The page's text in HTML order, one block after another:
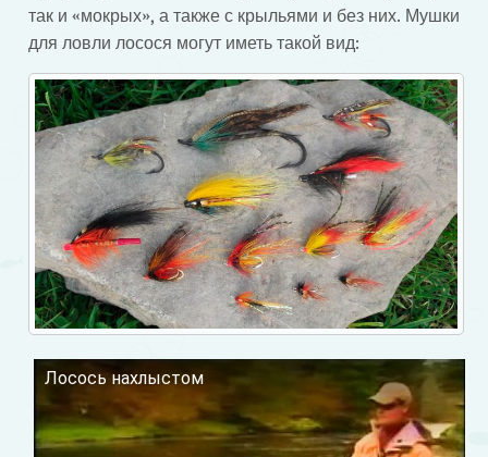
так и «мокрых», а также с крыльями и без них. Мушки
для ловли лосося могут иметь такой вид:
Лосось нахлыстом
Смотрите это видео на YouTube